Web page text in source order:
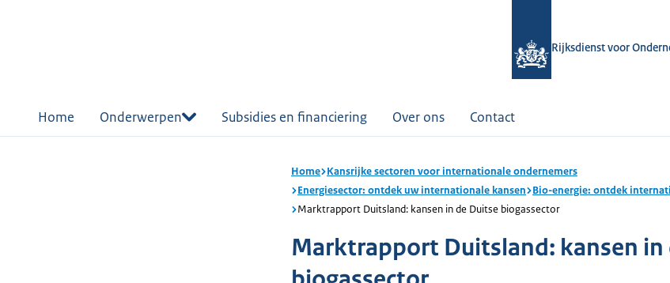
Rijksdienst voor
Home Onderwerpen Subsidies en financiering Over ons Contact
Home Kansrijke sectoren voor internationale ondernemers
Energiesector: ontdek uw internationale kansen Bio-energie: ontdek
Marktrapport Duitsland: kansen in de Duitse biogassector
Marktrapport Duitsland: kansen in